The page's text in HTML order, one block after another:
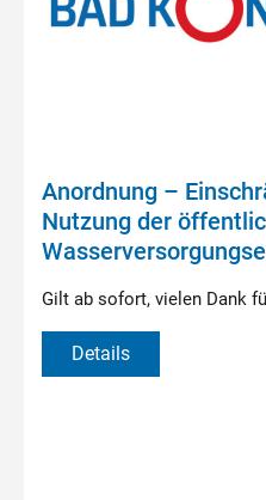
Anordnung –
Nutzung der
Gilt ab sofort, vielen Dank
Details